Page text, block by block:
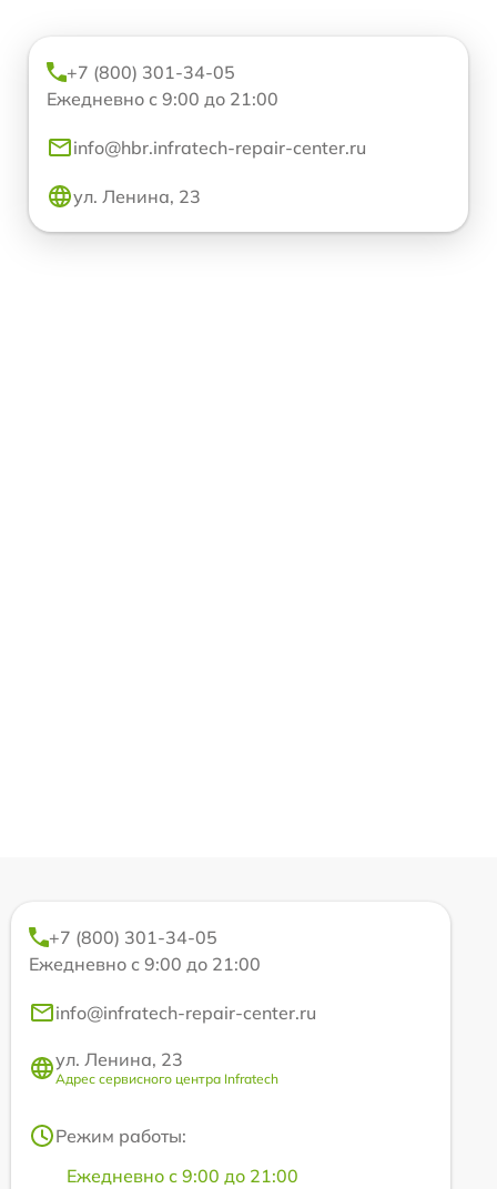
+7 (800) 301-34-05
Ежедневно с 9:00 до 21:00
info@hbr.infratech-repair-center.ru
ул. Ленина, 23
+7 (800) 301-34-05
Ежедневно с 9:00 до 21:00
info@infratech-repair-center.ru
ул. Ленина, 23
Адрес сервисного центра Infratech
Режим работы:
Ежедневно с 9:00 до 21:00